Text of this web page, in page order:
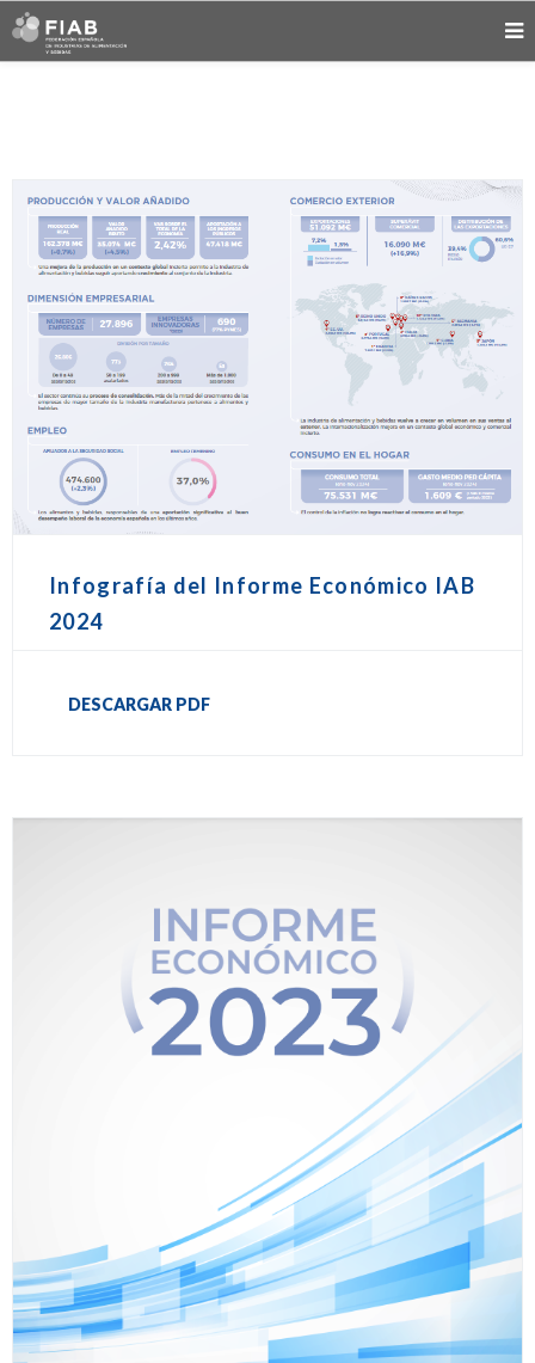
Infografía del Informe Económico IAB
2024
DESCARGAR PDF